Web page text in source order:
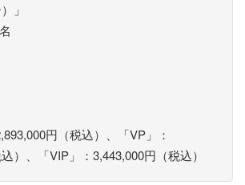
」
円（税込）、「VP」：
）、「VIP」：3,443,000円（税込）